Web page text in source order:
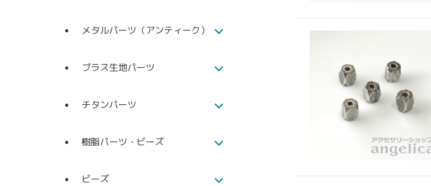
メタルパーツ（アンティーク）
ブラス生地パーツ
チタンパーツ
樹脂パーツ・ビーズ
ビーズ